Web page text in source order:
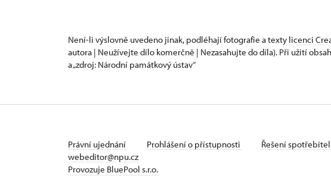
Není-li výslovně uvedeno jinak, podléhají fotografie a texty licenci
autora | Neužívejte dílo komerčně | Nezasahujte do díla). Při užití
a „zdroj: Národní památkový ústav“
Právní ujednání Prohlášení o přístupnosti Řešení
webeditor@npu.cz
Provozuje BluePool s.r.o.